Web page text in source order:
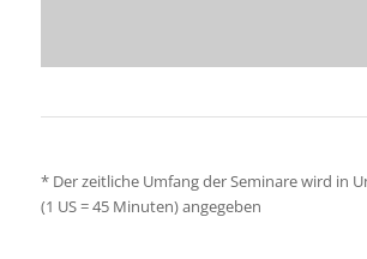
* Der zeitliche Umfang der Seminare wird in
(1 US = 45 Minuten) angegeben